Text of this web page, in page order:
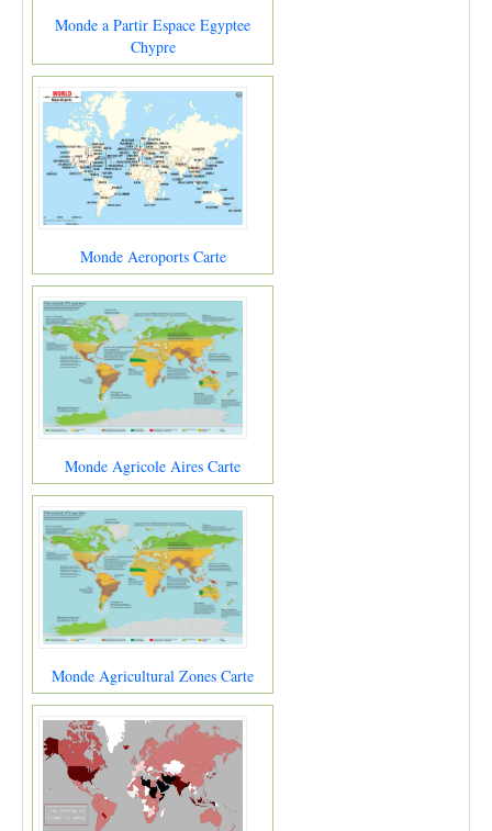
Monde a Partir Espace Egyptee
Chypre
Monde Aeroports Carte
Monde Agricole Aires Carte
Monde Agricultural Zones Carte